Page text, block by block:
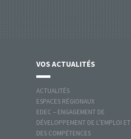
VOS ACTUALITÉS
ACTUALITÉS
ESPACES RÉGIONAUX
EDEC – ENGAGEMENT DE
DÉVELOPPEMENT DE L’EMPLOI ET
DES COMPÉTENCES